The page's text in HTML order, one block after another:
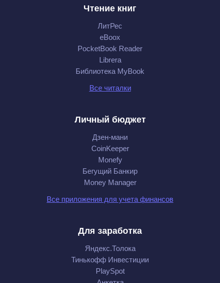
Чтение книг
ЛитРес
eBoox
PocketBook Reader
Librera
Библиотека MyBook
Все читалки
Личный бюджет
Дзен-мани
CoinKeeper
Monefy
Бегущий Банкир
Money Manager
Все приложения для учета финансов
Для заработка
Яндекс.Толока
Тинькофф Инвестиции
PlaySpot